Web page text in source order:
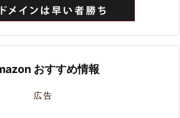
おすすめ情報
広告